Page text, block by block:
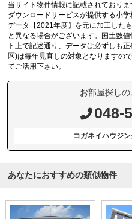
当サイト物件情報に記載されており
ダウンロードサービスが提供する小
データ【2021年度】を元に加工した
と異なる場合がございます。国土数
ト上で記述通り、データは必ずしも
区)は毎年見直しの対象となりますの
てご活用下さい。
お部屋探し
048-
コガネイハウジ
あなたにおすすめの類似物件